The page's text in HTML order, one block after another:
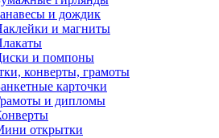
и дождик
и магниты
и помпоны
конверты, грамоты
карточки
и дипломы
открытки